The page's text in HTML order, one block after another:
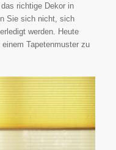
richtige Dekor in
Sie sich nicht, sich
werden. Heute
Tapetenmuster zu